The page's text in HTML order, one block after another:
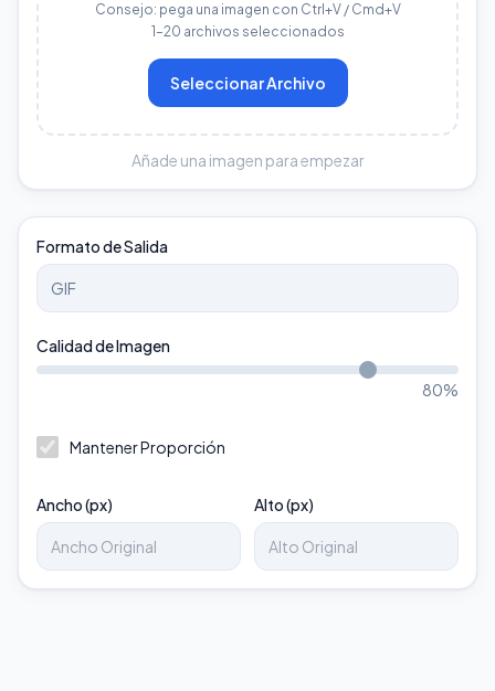
Consejo: pega una imagen con Ctrl+V / Cmd+V
1–20 archivos seleccionados
Seleccionar Archivo
Añade una imagen para empezar
Formato de Salida
Calidad de Imagen
80%
Mantener Proporción
Ancho (px) Alto (px)